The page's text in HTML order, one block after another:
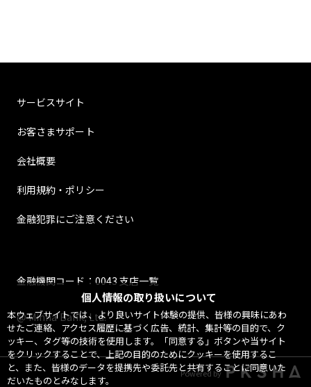
個人情報の取り扱いについて
本ウェブサイトでは、より良いサイト体験の提供、皆様の興味にあわ
せたご連絡、アクセス履歴に基づく広告、統計、集計等の目的で、ク
ッキー、タグ等の技術を使用します。「同意する」ボタンや当サイト
をクリックすることで、上記の目的のためにクッキーを使用するこ
と、また、皆様のデータを提携先や委託先と共有することに同意いた
だいたものとみなします。
サービスサイト
お客さまサポート
会社概要
利用規約・ポリシー
金融犯罪にご注意ください
金融機関コード：0043 支店一覧
@ Minna Bank, Ltd.
Powered by